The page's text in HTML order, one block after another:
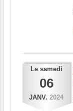
Le samedi
06
JANV. 2024